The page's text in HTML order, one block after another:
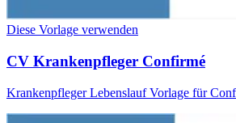
Diese Vorlage verwenden
CV Krankenpfleger Confirmé
Krankenpfleger Lebenslauf Vorlage für